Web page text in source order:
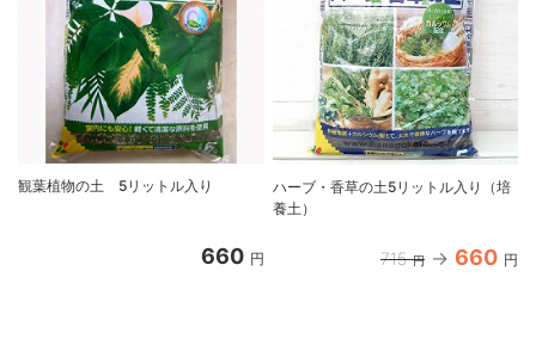
観葉植物の土 5リットル入り
660 円
ハーブ・香草の土5リットル入り（培
養土）
715 円 660 円